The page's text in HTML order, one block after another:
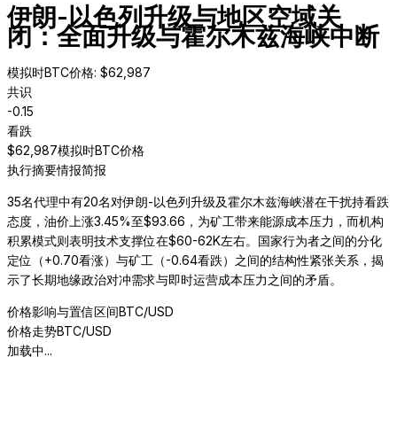
伊朗-以色列升级与地区空域关
闭：全面升级与霍尔木兹海峡中断
模拟时BTC价格: $62,987
共识
-0.15
看跌
$62,987模拟时BTC价格
执行摘要情报简报
35名代理中有20名对伊朗-以色列升级及霍尔木兹海峡潜在干扰持看跌
态度，油价上涨3.45%至$93.66，为矿工带来能源成本压力，而机构
积累模式则表明技术支撑位在$60-62K左右。国家行为者之间的分化
定位（+0.70看涨）与矿工（-0.64看跌）之间的结构性紧张关系，揭
示了长期地缘政治对冲需求与即时运营成本压力之间的矛盾。
价格影响与置信区间BTC/USD
价格走势BTC/USD
加载中...